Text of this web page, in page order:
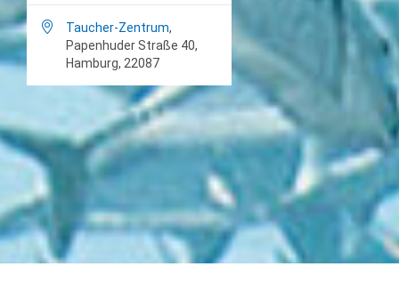
 Taucher-Zentrum,
Papenhuder Straße 40,
Hamburg, 22087